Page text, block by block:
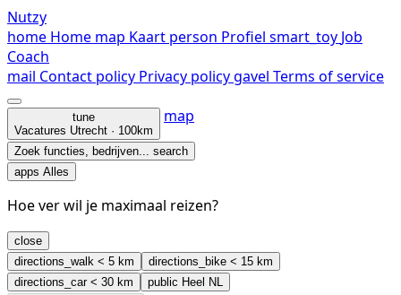
Nutzy
home Home map Kaart person Profiel smart_toy Job
Coach
mail Contact policy Privacy policygavel Terms of service
tune
Vacatures Utrecht · 100km
map
Zoek functies, bedrijven... search
apps Alles
Hoe ver wil je maximaal reizen?
close
directions_walk < 5 km directions_bike < 15 km
directions_car< 30 km public Heel NL